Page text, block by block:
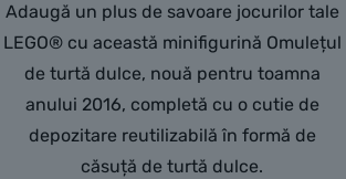
Adaugă un plus de savoare jocurilor tale
LEGO® cu această minifigurină Omulețul
de turtă dulce, nouă pentru toamna
anului 2016, completă cu o cutie de
depozitare reutilizabilă în formă de
căsuță de turtă dulce.